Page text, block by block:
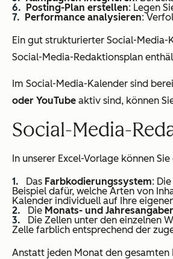
Posting-Plan erstellen: Legen
Performance analysieren:
Ein gut strukturierter Social-Media-
Social-Media-Redaktionsplan
Im Social-Media-Kalender sind
oder YouTube aktiv sind, können
Social-Media-
In unserer Excel-Vorlage können
Das Farbkodierungssystem:
Beispiel dafür, welche Arten von
Kalender individuell auf Ihre
Die Monats- und
Die Zellen unter den einzelnen
Zelle farblich entsprechend der
Anstatt jeden Monat den gesamten